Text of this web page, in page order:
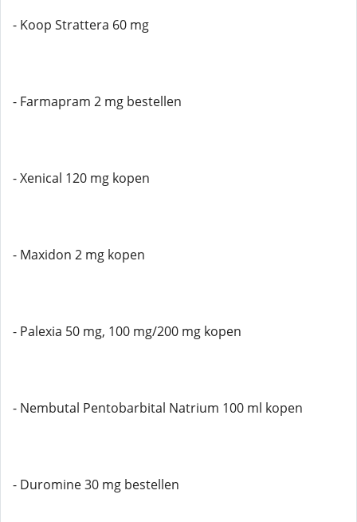
- Koop Strattera 60 mg
- Farmapram 2 mg bestellen
- Xenical 120 mg kopen
- Maxidon 2 mg kopen
- Palexia 50 mg, 100 mg/200 mg kopen
- Nembutal Pentobarbital Natrium 100 ml kopen
- Duromine 30 mg bestellen